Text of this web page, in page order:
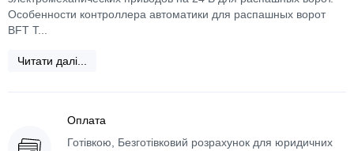
Особенности контроллера автоматики для распашных ворот
BFT T...
Читати далі...
Оплата
Готівкою, Безготівковий розрахунок для юридичних